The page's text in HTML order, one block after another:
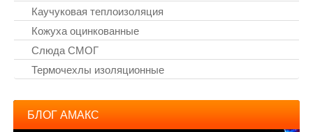
Каучуковая теплоизоляция
Кожуха оцинкованные
Слюда СМОГ
Термочехлы изоляционные
БЛОГ АМАКС